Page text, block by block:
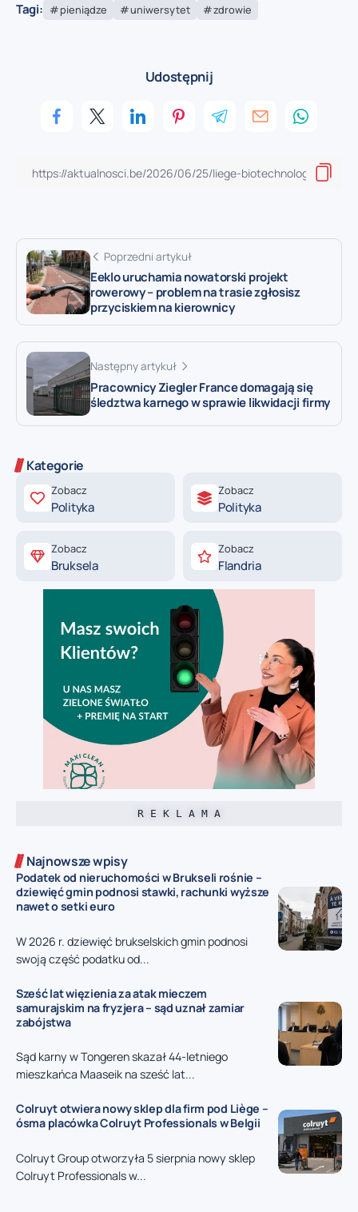
Tagi: pieniądze uniwersytet zdrowie
Udostępnij
Poprzedni artykuł
Eeklo uruchamia nowatorski projekt
rowerowy – problem na trasie zgłosisz
przyciskiem na kierownicy
Następny artykuł
Pracownicy Ziegler France domagają się
śledztwa karnego w sprawie likwidacji firmy
Kategorie
Zobacz
Polityka
Zobacz
Polityka
Zobacz
Bruksela
Zobacz
Flandria
R E K L A M A
Najnowsze wpisy
Podatek od nieruchomości w Brukseli rośnie –
dziewięć gmin podnosi stawki, rachunki wyższe
nawet o setki euro
W 2026 r. dziewięć brukselskich gmin podnosi
swoją część podatku od...
Sześć lat więzienia za atak mieczem
samurajskim na fryzjera – sąd uznał zamiar
zabójstwa
Sąd karny w Tongeren skazał 44-letniego
mieszkańca Maaseik na sześć lat...
Colruyt otwiera nowy sklep dla firm pod Liège –
ósma placówka Colruyt Professionals w Belgii
Colruyt Group otworzyła 5 sierpnia nowy sklep
Colruyt Professionals w...